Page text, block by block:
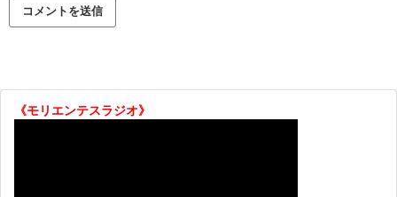
《モリエンテスラジオ》